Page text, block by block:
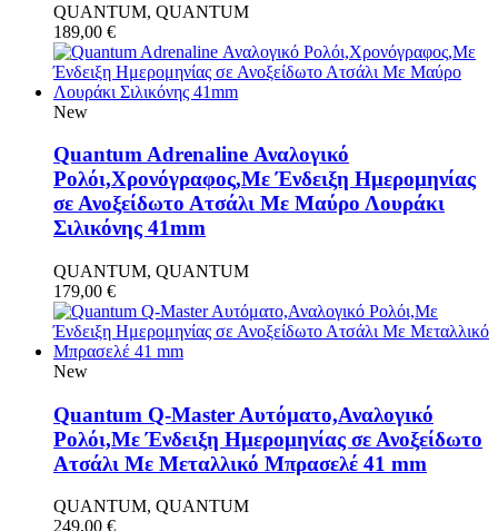
QUANTUM, QUANTUM
189,00 €
New
Quantum Adrenaline Αναλογικό
Ρολόι,Χρονόγραφος,Με Ένδειξη Ημερομηνίας
σε Ανοξείδωτο Ατσάλι Με Μαύρο Λουράκι
Σιλικόνης 41mm
QUANTUM, QUANTUM
179,00 €
New
Quantum Q-Master Aυτόματο,Αναλογικό
Ρολόι,Με Ένδειξη Ημερομηνίας σε Ανοξείδωτο
Ατσάλι Με Μεταλλικό Μπρασελέ 41 mm
QUANTUM, QUANTUM
249,00 €